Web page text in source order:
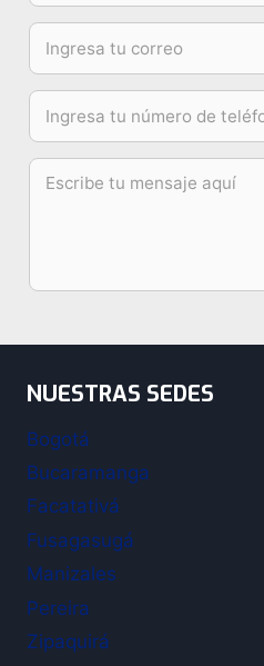
NUESTRAS SEDES
Bogotá
Bucaramanga
Facatativá
Fusagasugá
Manizales
Pereira
Zipaquirá